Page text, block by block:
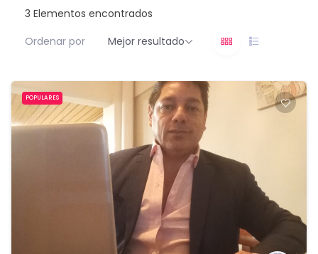
3 Elementos encontrados
Ordenar por
Mejor resultado
POPULARES